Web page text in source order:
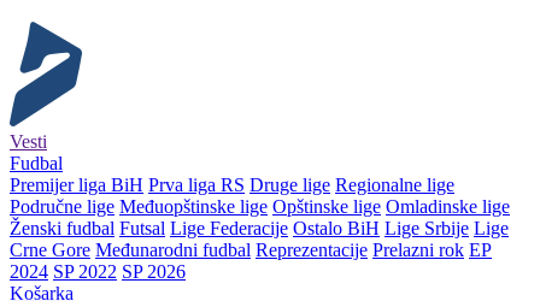
Vesti
Fudbal
Premijer liga BiH Prva liga RS Druge lige Regionalne lige
Područne lige Međuopštinske lige Opštinske lige Omladinske lige
Ženski fudbal Futsal Lige Federacije Ostalo BiH Lige Srbije Lige
Crne Gore Međunarodni fudbal Reprezentacije Prelazni rok EP
2024 SP 2022 SP 2026
Košarka